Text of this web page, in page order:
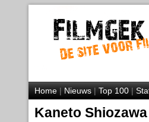
Home|Nieuws|Top 100|
Kaneto Shiozawa